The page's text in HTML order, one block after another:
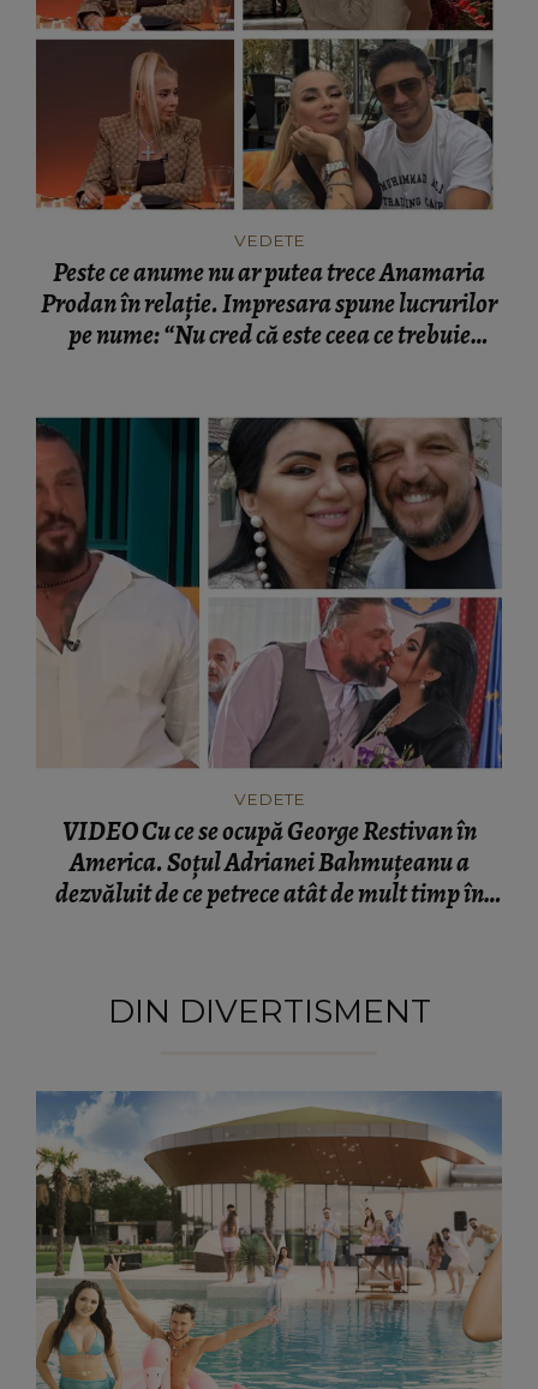
VEDETE
Peste ce anume nu ar putea trece Anamaria
Prodan în relație. Impresara spune lucrurilor
pe nume: “Nu cred că este ceea ce trebuie
VEDETE
VIDEO Cu ce se ocupă George Restivan în
America. Soțul Adrianei Bahmuțeanu a
dezvăluit de ce petrece atât de mult timp în
DIN DIVERTISMENT